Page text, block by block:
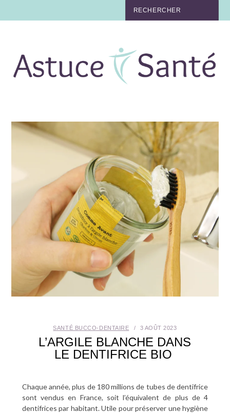
TABAC
NUTRITION
MÉDECINE DOUCE
BIEN-ÊTRE
SANTÉ BUCCO-DENTAIRE
SEXUALITÉ
SENIOR
SANTÉ BUCCO-DENTAIRE 3 AOÛT 2023
L’ARGILE BLANCHE DANS
LE DENTIFRICE BIO
Chaque année, plus de 180 millions de tubes de dentifrice
sont vendus en France, soit l’équivalent de plus de 4
dentifrices par habitant. Utile pour préserver une hygiène